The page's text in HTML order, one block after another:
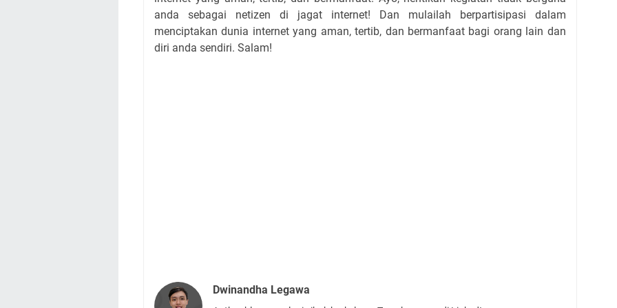
anda sebagai netizen di jagat internet! Dan mulailah berpartisipasi dalam
menciptakan dunia internet yang aman, tertib, dan bermanfaat bagi orang lain dan
diri anda sendiri. Salam!
Dwinandha Legawa